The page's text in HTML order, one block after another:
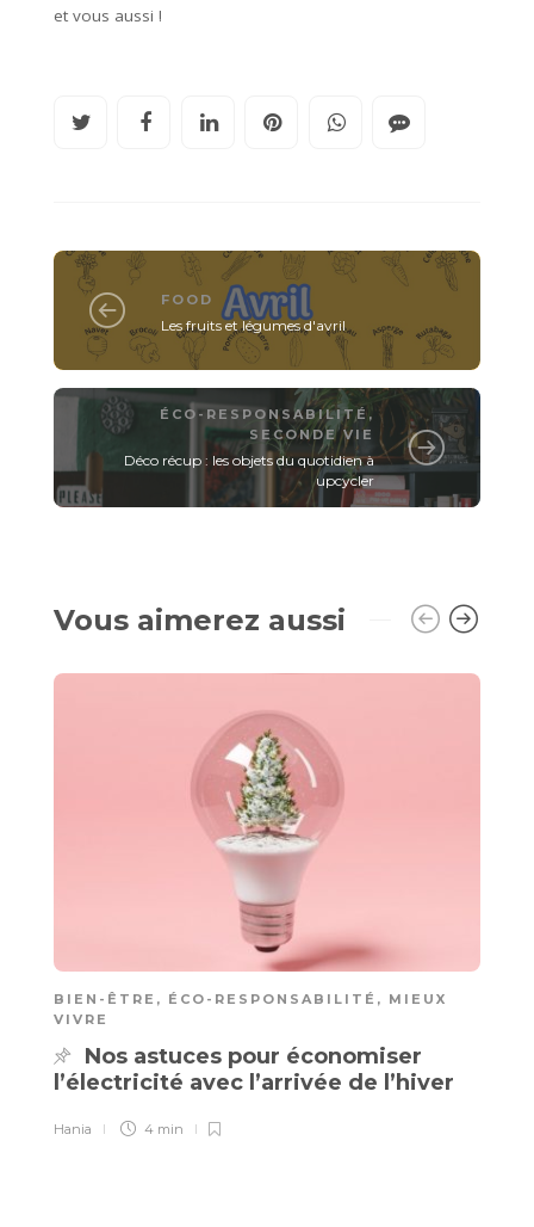
et vous aussi !
FOOD
Les fruits et légumes d'avril
ÉCO-RESPONSABILITÉ ,
SECONDE VIE
Déco récup : les objets du quotidien à
upcycler
Vous aimerez aussi
BIEN-ÊTRE , ÉCO-RESPONSABILITÉ , MIEUX
VIVRE
Nos astuces pour économiser
l’électricité avec l’arrivée de l’hiver
Hania 4 min